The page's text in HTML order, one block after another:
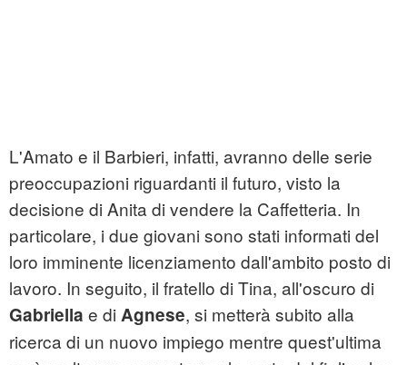
L'Amato e il Barbieri, infatti, avranno delle serie
preoccupazioni riguardanti il futuro, visto la
decisione di Anita di vendere la Caffetteria. In
particolare, i due giovani sono stati informati del
loro imminente licenziamento dall'ambito posto di
lavoro. In seguito, il fratello di Tina, all'oscuro di
Gabriella e di Agnese, si metterà subito alla
ricerca di un nuovo impiego mentre quest'ultima